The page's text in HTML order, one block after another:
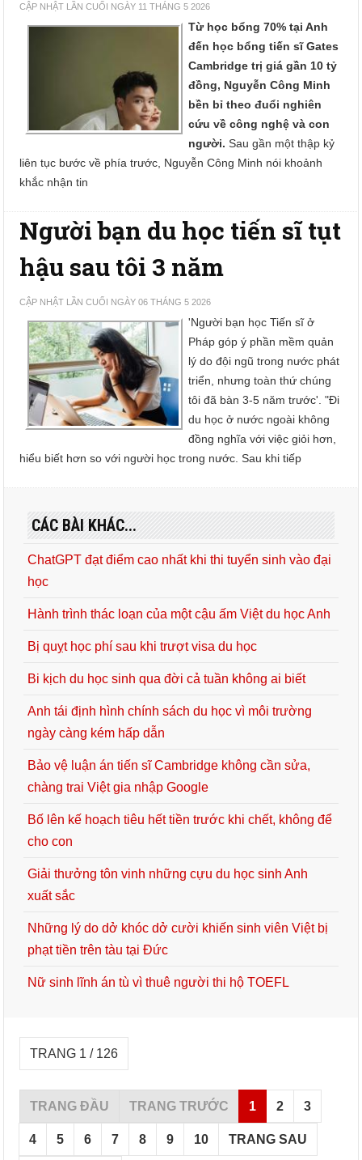
CẬP NHẬT LẦN CUỐI NGÀY 11 THÁNG 5 2026
Từ học bổng 70% tại Anh
đến học bổng tiến sĩ Gates
Cambridge trị giá gần 10 tỷ
đồng, Nguyễn Công Minh
bền bỉ theo đuổi nghiên
cứu về công nghệ và con
người. Sau gần một thập kỷ
liên tục bước về phía trước, Nguyễn Công Minh nói khoảnh
khắc nhận tin
Người bạn du học tiến sĩ tụt
hậu sau tôi 3 năm
CẬP NHẬT LẦN CUỐI NGÀY 06 THÁNG 5 2026
'Người bạn học Tiến sĩ ở
Pháp góp ý phần mềm quản
lý do đội ngũ trong nước phát
triển, nhưng toàn thứ chúng
tôi đã bàn 3-5 năm trước'. "Đi
du học ở nước ngoài không
đồng nghĩa với việc giỏi hơn,
hiểu biết hơn so với người học trong nước. Sau khi tiếp
CÁC BÀI KHÁC...
ChatGPT đạt điểm cao nhất khi thi tuyển sinh vào đại
học
Hành trình thác loạn của một cậu ấm Việt du học Anh
Bị quỵt học phí sau khi trượt visa du học
Bi kịch du học sinh qua đời cả tuần không ai biết
Anh tái định hình chính sách du học vì môi trường
ngày càng kém hấp dẫn
Bảo vệ luận án tiến sĩ Cambridge không cần sửa,
chàng trai Việt gia nhập Google
Bố lên kế hoạch tiêu hết tiền trước khi chết, không để
cho con
Giải thưởng tôn vinh những cựu du học sinh Anh
xuất sắc
Những lý do dở khóc dở cười khiến sinh viên Việt bị
phạt tiền trên tàu tại Đức
Nữ sinh lĩnh án tù vì thuê người thi hộ TOEFL
TRANG 1 / 126
TRANG ĐẦU TRANG TRƯỚC 1 2 3
4 5 6 7 8 9 10 TRANG SAU